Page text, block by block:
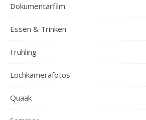
Dokumentarfilm
Essen & Trinken
Frühling
Lochkamerafotos
Quaak